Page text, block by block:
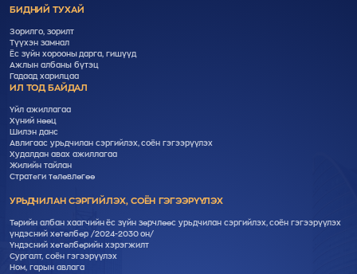
БИДНИЙ ТУХАЙ
Зорилго, зорилт
Түүхэн замнал
Ёс зүйн хорооны дарга, гишүүд
Ажлын албаны бүтэц
Гадаад харилцаа
ИЛ ТОД БАЙДАЛ
Үйл ажиллагаа
Хүний нөөц
Шилэн данс
Авлигаас урьдчилан сэргийлэх, соён гэгээрүүлэх
Худалдан авах ажиллагаа
Жилийн тайлан
Стратеги төлөвлөгөө
УРЬДЧИЛАН СЭРГИЙЛЭХ, СОЁН ГЭГЭЭРҮҮЛЭХ
Төрийн албан хаагчийн ёс зүйн зөрчлөөс урьдчилан сэргийлэх, соён гэгээрүүлэх
үндэсний хөтөлбөр /2024-2030 он/
Үндэсний хөтөлбөрийн хэрэгжилт
Cургалт, cоён гэгээрүүлэх
Ном, гарын авлага